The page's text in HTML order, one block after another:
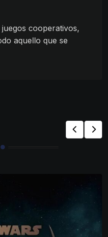
cooperativos,
aquello que se